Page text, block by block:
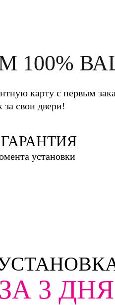
100%
карту с первым
свои двери!
ГАРАНТИЯ
установки
ЗА 3 ДНЯ